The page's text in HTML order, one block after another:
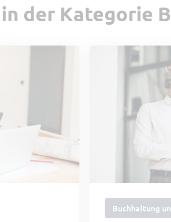
Buchhaltung und Recht
der Kategorie
Buchhaltung